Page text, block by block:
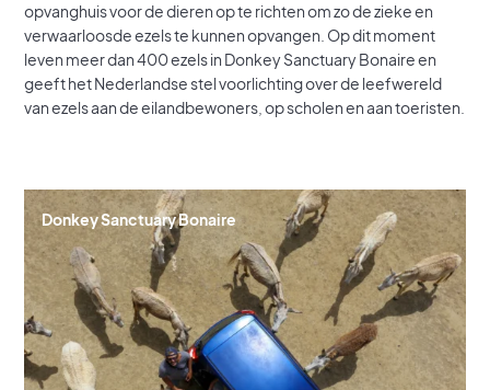
opvanghuis voor de dieren op te richten om zo de zieke en
verwaarloosde ezels te kunnen opvangen. Op dit moment
leven meer dan 400 ezels in Donkey Sanctuary Bonaire en
geeft het Nederlandse stel voorlichting over de leefwereld
van ezels aan de eilandbewoners, op scholen en aan toeristen.
Donkey Sanctuary Bonaire